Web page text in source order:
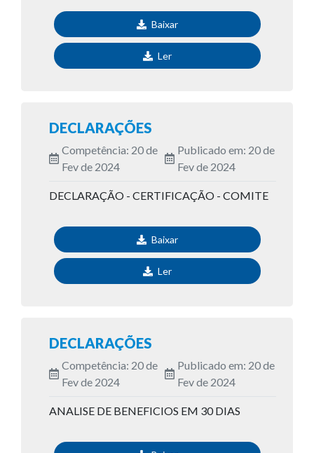
Baixar
Ler
DECLARAÇÕES
Competência: 20 de
Fev de 2024
Publicado em: 20 de
Fev de 2024
DECLARAÇÃO - CERTIFICAÇÃO - COMITE
Baixar
Ler
DECLARAÇÕES
Competência: 20 de
Fev de 2024
Publicado em: 20 de
Fev de 2024
ANALISE DE BENEFICIOS EM 30 DIAS